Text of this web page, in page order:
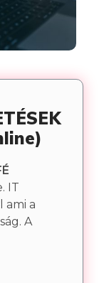
IT
ami a
A